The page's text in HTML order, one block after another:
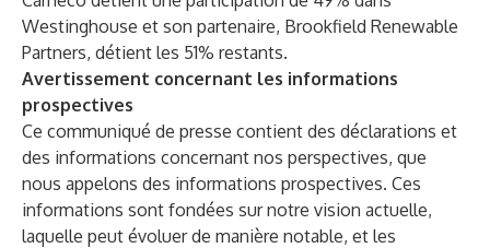
Westinghouse et son partenaire, Brookfield Renewable
Partners, détient les 51% restants.
Avertissement concernant les informations
prospectives
Ce communiqué de presse contient des déclarations et
des informations concernant nos perspectives, que
nous appelons des informations prospectives. Ces
informations sont fondées sur notre vision actuelle,
laquelle peut évoluer de manière notable, et les